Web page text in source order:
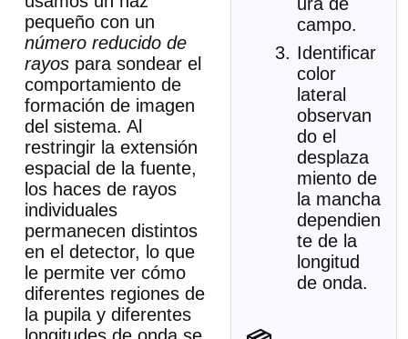
campo.
Identificar
color
lateral
observan
do el
desplaza
miento de
la mancha
dependien
te de la
longitud
de onda.
pequeño con un
número reducido de
rayos para sondear el
comportamiento de
formación de imagen
del sistema. Al
restringir la extensión
espacial de la fuente,
los haces de rayos
individuales
permanecen distintos
en el detector, lo que
le permite ver cómo
diferentes regiones de
la pupila y diferentes